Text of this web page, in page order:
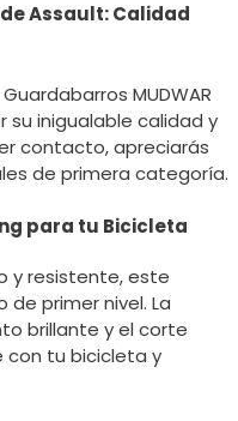
Assault: Calidad
MUDWAR
su inigualable calidad y
contacto, apreciarás
de primera categoría.
para tu Bicicleta
y resistente, este
primer nivel. La
brillante y el corte
tu bicicleta y